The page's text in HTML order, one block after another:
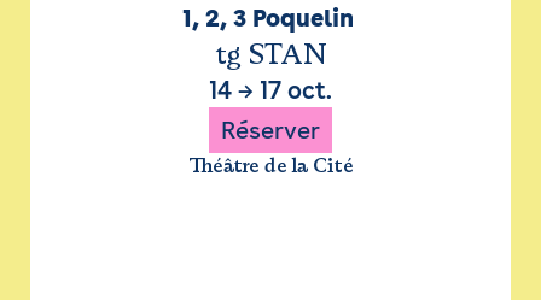
1, 2, 3 Poquelin
tg STAN
14 → 17 oct.
Réserver
Théâtre de la Cité